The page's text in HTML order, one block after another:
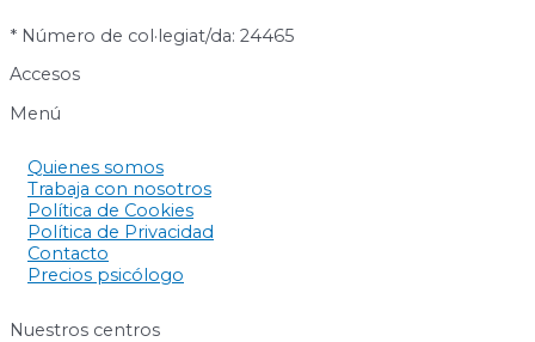
* Número de col·legiat/da: 24465
Accesos
Menú
Quienes somos
Trabaja con nosotros
Política de Cookies
Política de Privacidad
Contacto
Precios psicólogo
Nuestros centros